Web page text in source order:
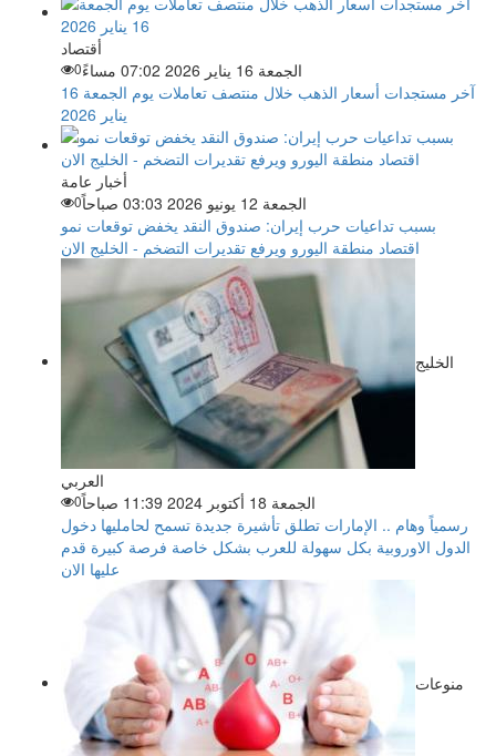
أقتصاد
الجمعة 16 يناير 2026 07:02 مساءً
0
آخر مستجدات أسعار الذهب خلال منتصف تعاملات يوم الجمعة 16
يناير 2026
أخبار عامة
الجمعة 12 يونيو 2026 03:03 صباحاً
0
بسبب تداعيات حرب إيران: صندوق النقد يخفض توقعات نمو
اقتصاد منطقة اليورو ويرفع تقديرات التضخم - الخليج الان
الخليج
العربي
الجمعة 18 أكتوبر 2024 11:39 صباحاً
0
رسمياً وهام .. الإمارات تطلق تأشيرة جديدة تسمح لحامليها دخول
الدول الاوروبية بكل سهولة للعرب بشكل خاصة فرصة كبيرة قدم
عليها الان
منوعات